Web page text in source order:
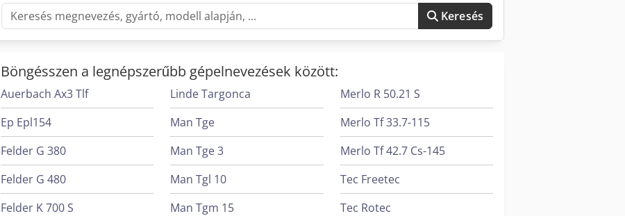
Keresés
Böngésszen a legnépszerűbb gépelnevezések között:
Auerbach Ax3 Tlf
Ep Epl154
Felder G 380
Felder G 480
Felder K 700 S
Linde Targonca
Man Tge
Man Tge 3
Man Tgl 10
Man Tgm 15
Merlo R 50.21 S
Merlo Tf 33.7-115
Merlo Tf 42.7 Cs-145
Tec Freetec
Tec Rotec